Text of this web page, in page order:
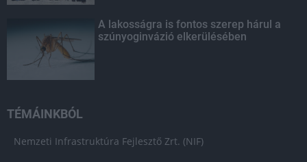
A lakosságra is fontos szerep hárul a
szúnyoginvázió elkerülésében
TÉMÁINKBÓL
Nemzeti Infrastruktúra Fejlesztő Zrt. (NIF)